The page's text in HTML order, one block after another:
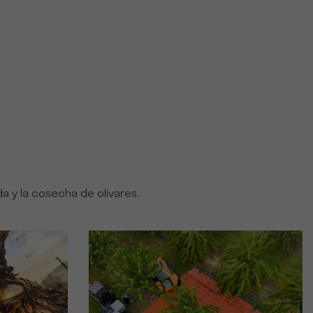
y la cosecha de olivares.